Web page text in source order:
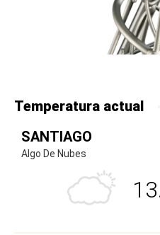
Temperatura actual
SANTIAGO
Algo De Nubes